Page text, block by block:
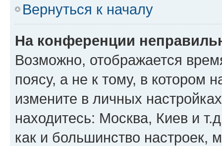
Вернуться к началу
На конференции
Возможно, отображается
поясу, а не к тому, в котором
измените в личных
находитесь: Москва, Киев и
как и большинство настроек,